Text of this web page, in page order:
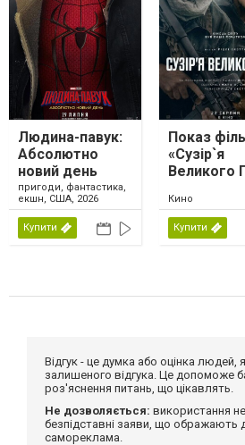
Людина-павук:
Абсолютно
новий день
пригоди, фантастика,
екшн, США, 2026
Купити
Показ
«Сузір`я
Великого
Кино
Купити
Відгук - це думка або оцінка
залишеного відгука. Це допоможе
роз'яснення питань, що цікавлять.
Не дозволяється: використання
безпідставні заяви, що ображають
самореклама.